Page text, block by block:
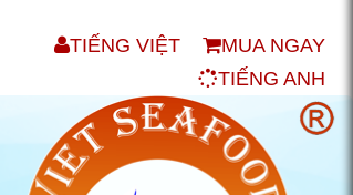
MUA NGAY
TIẾNG VIỆT
TIẾNG ANH